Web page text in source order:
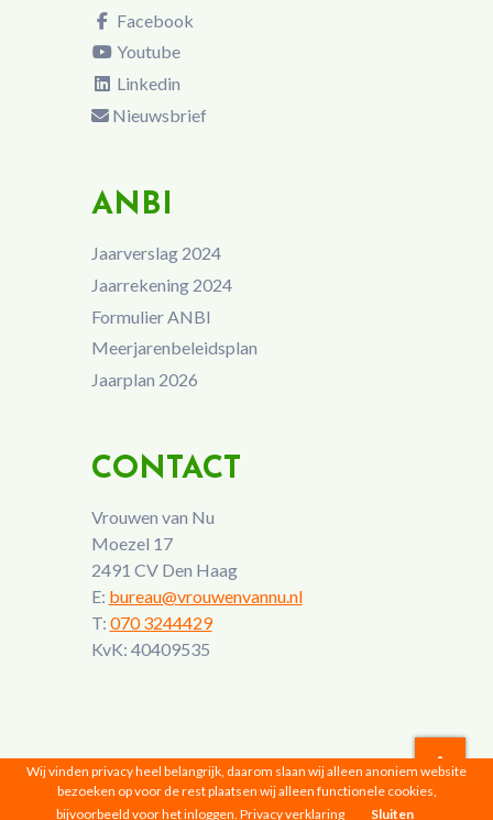
Facebook
Youtube
Linkedin
Nieuwsbrief
ANBI
Jaarverslag 2024
Jaarrekening 2024
Formulier ANBI
Meerjarenbeleidsplan
Jaarplan 2026
CONTACT
Vrouwen van Nu
Moezel 17
2491 CV Den Haag
E: bureau@vrouwenvannu.nl
T: 070 3244429
KvK: 40409535
Vrouwen van Nu © 2026 |Privacyverklaring
Wij vinden privacy heel belangrijk, daarom slaan wij alleen anoniem website
bezoeken op voor de rest plaatsen wij alleen functionele cookies,
bijvoorbeeld voor het inloggen. Privacy verklaring Sluiten